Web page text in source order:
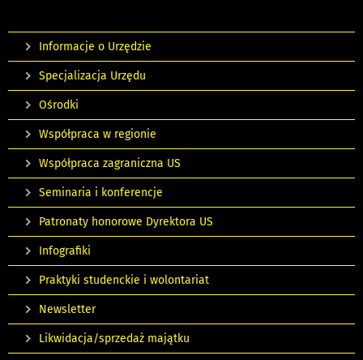
Informacje o Urzędzie
Specjalizacja Urzędu
Ośrodki
Współpraca w regionie
Współpraca zagraniczna US
Seminaria i konferencje
Patronaty honorowe Dyrektora US
Infografiki
Praktyki studenckie i wolontariat
Newsletter
Likwidacja/sprzedaż majątku